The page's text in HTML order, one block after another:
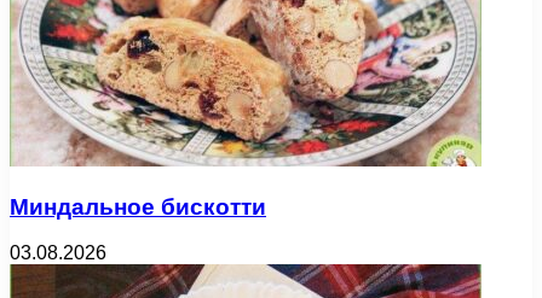
Миндальное бискотти
03.08.2026